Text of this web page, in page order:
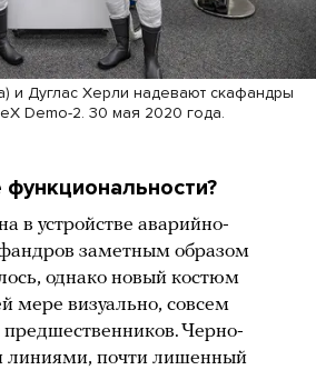
и Дуглас Херли надевают скафандры
Demo-2. 30 мая 2020 года.
в устройстве аварийно-
заметным образом
однако новый костюм
мере визуально, совсем
Черно-
почти лишенный